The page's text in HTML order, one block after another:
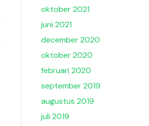
oktober 2021
juni 2021
december 2020
oktober 2020
februari 2020
september 2019
augustus 2019
juli 2019